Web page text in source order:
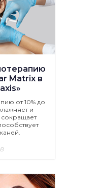
Matrix в
от 10% до
и